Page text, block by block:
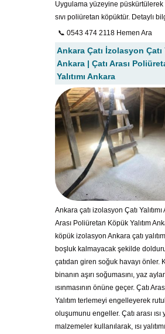
Uygulama yüzeyine püskürtülerek
sıvı poliüretan köpüktür. Detaylı
📞 0543 474 2118 Hemen Ara
Ankara Çatı İzolasyon Çatı
Ankara | Çatı Arası
Yalıtımı Ankara
Ankara çatı izolasyon Çatı
Arası Poliüretan Köpük Yalıtım
köpük izolasyon Ankara çatı
boşluk kalmayacak şekilde
çatıdan giren soğuk havayı önler.
binanın aşırı soğumasını, yaz
ısınmasının önüne geçer. Çatı
Yalıtım terlemeyi engelleyerek
oluşumunu engeller. Çatı arası ısı
malzemeler kullanılarak, ısı